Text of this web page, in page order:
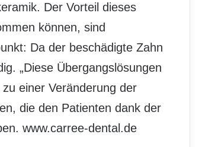
Der Vorteil dieses
können, sind
Da der beschädigte Zahn
„Diese Übergangslösungen
einer Veränderung der
die den Patienten dank der
www.carree-dental.de